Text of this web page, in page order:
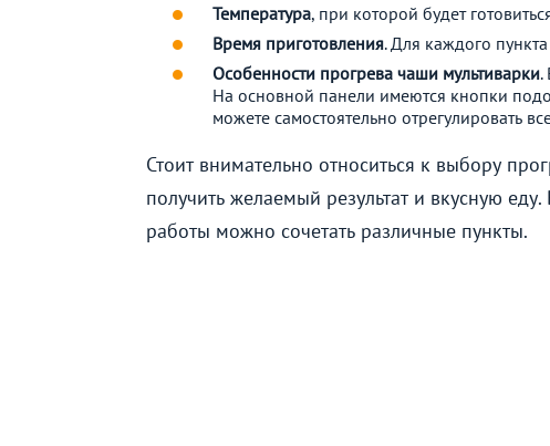
Температура, при которой будет
Время приготовления. Для каждого
Особенности прогрева чаши мультиварки.
На основной панели имеются кнопки
можете самостоятельно отрегулировать
Стоит внимательно относиться к выбору
получить желаемый результат и вкусную
работы можно сочетать различные пункты.